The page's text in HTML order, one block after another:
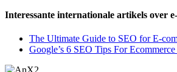
Interessante internationale artikels over
The Ultimate Guide to SEO for E-
Google’s 6 SEO Tips For Ecommerce